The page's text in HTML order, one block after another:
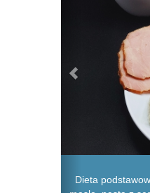
Dieta